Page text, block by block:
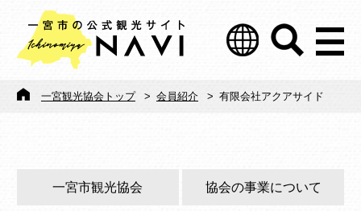
一宮観光協会トップ > 会員紹介 > 有限会社アクアサイド
一宮市観光協会 協会の事業について